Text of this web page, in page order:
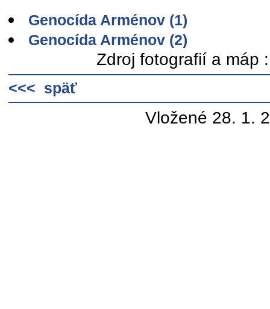
Genocída Arménov (1)
Genocída Arménov (2)
Zdroj fotografií a máp
<<< späť
Vložené 28. 1.